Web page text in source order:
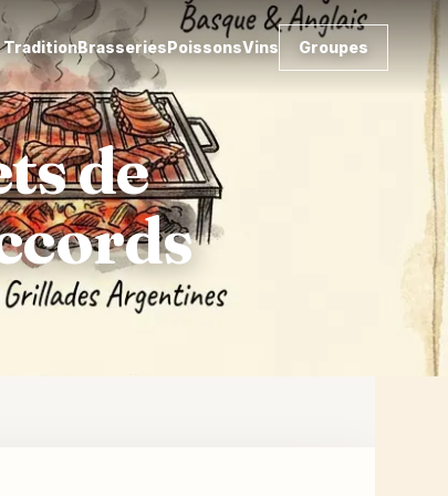
TraditionBrasseriesPoissonsVins Groupes
de